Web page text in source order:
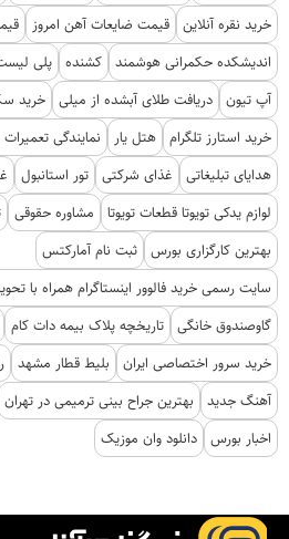
خرید نقره آنلاین قیمت ضایعات آهن امروز
اندیشکده حکمرانی هوشمند کشنده پلی
آپ تیون دریافت طلای آبشده از میلی خرید
خرید استارز تلگرام هتل یار نمایندگی تعمیرات
هدایای تبلیغاتی
غذای شرکتی تور استانبول
لوازم یدکی تویوتا قطعات تویوتا
مشاوره حقوقی
بهترین کارگزاری بورس ثبت نام آمارکتس
سایت رسمی خرید فالوور اینستاگرام همراه با
گاوصندوق خانگی تاریخچه پلاک بیمه دات کام
خرید سرور اختصاصی ایران
بلیط قطار مشهد
آهنگ جدید
بهترین جراح بینی ترمیمی در تهران
اخبار بورس دانلود وان موزیک